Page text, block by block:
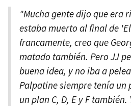
"Mucha gente dijo que era
estaba muerto al final de
francamente, creo que
matado también. Pero JJ
buena idea, y no iba a
Palpatine siempre tenía un
un plan C, D, E y F